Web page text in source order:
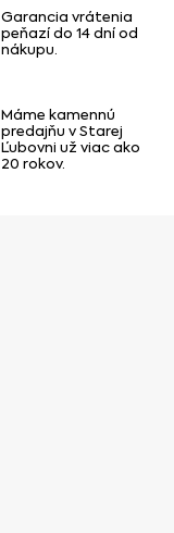
Garancia vrátenia
peňazí do 14 dní od
nákupu.
Máme kamennú
predajňu v Starej
Ľubovni už viac ako
20 rokov.